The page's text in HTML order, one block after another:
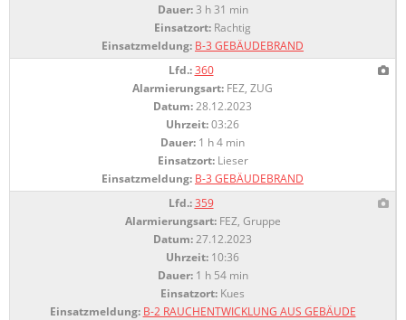
Dauer:3 h 31 min
Einsatzort: Rachtig
Einsatzmeldung: B-3 GEBÄUDEBRAND
Lfd.: 360
Alarmierungsart: FEZ, ZUG
Datum:28.12.2023
Uhrzeit:03:26
Dauer: 1 h 4 min
Einsatzort:Lieser
Einsatzmeldung: B-3 GEBÄUDEBRAND
Lfd.: 359
Alarmierungsart:FEZ, Gruppe
Datum:27.12.2023
Uhrzeit: 10:36
Dauer:1 h 54 min
Einsatzort: Kues
Einsatzmeldung: B-2 RAUCHENTWICKLUNG AUS GEBÄUDE